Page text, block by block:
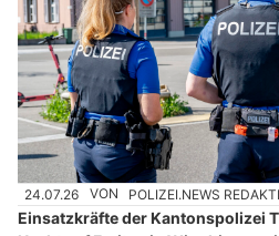
24.07.26 VON POLIZEI.NEWS
Einsatzkräfte der Kantonspolizei